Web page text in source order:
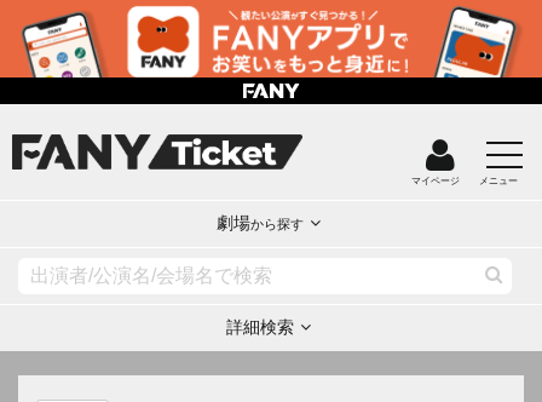
マイページ メニュー
劇場から探す
詳細検索